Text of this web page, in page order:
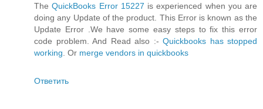
TheQuickBooks Error 15227 is experienced when you are
doing any Update of the product. This Error is known as the
Update Error .We have some easy steps to fix this error
code problem. And Read also :- Quickbooks has stopped
working . Or merge vendors in quickbooks
Ответить